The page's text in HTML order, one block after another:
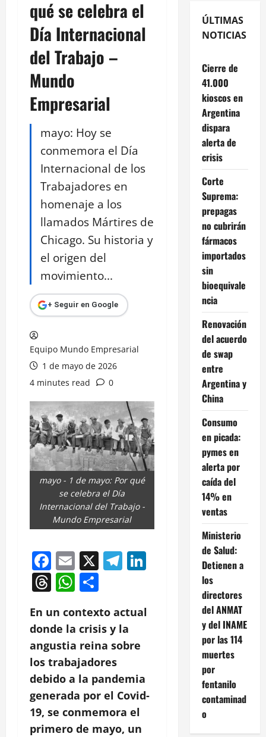
qué se celebra el
Día Internacional
del Trabajo –
Mundo
Empresarial
mayo: Hoy se
conmemora el Día
Internacional de los
Trabajadores en
homenaje a los
llamados Mártires de
Chicago. Su historia y
el origen del
movimiento...
+ Seguir en Google
Equipo Mundo Empresarial
1 de mayo de 2026
4 minutes read
0
mayo - 1 de mayo: Por qué
se celebra el Día
Internacional del Trabajo -
Mundo Empresarial
Facebook
Email
X Telegram
LinkedIn
Threads
WhatsApp
En un contexto actual
donde la crisis y la
angustia reina sobre
los trabajadores
debido a la pandemia
generada por el Covid-
19, se conmemora el
primero de mayo, un
ÚLTIMAS
NOTICIAS
Cierre de
41.000
kioscos en
Argentina
dispara
alerta de
crisis
Corte
Suprema:
prepagas
no cubrirán
fármacos
importados
sin
bioequivale
ncia
Renovación
del acuerdo
de swap
entre
Argentina y
China
Consumo
en picada:
pymes en
alerta por
caída del
14% en
ventas
Ministerio
de Salud:
Detienen a
los
directores
del ANMAT
y del INAME
por las 114
muertes
por
fentanilo
contaminad
o